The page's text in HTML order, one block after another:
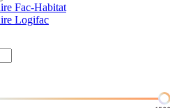
Fac-Habitat
Logifac